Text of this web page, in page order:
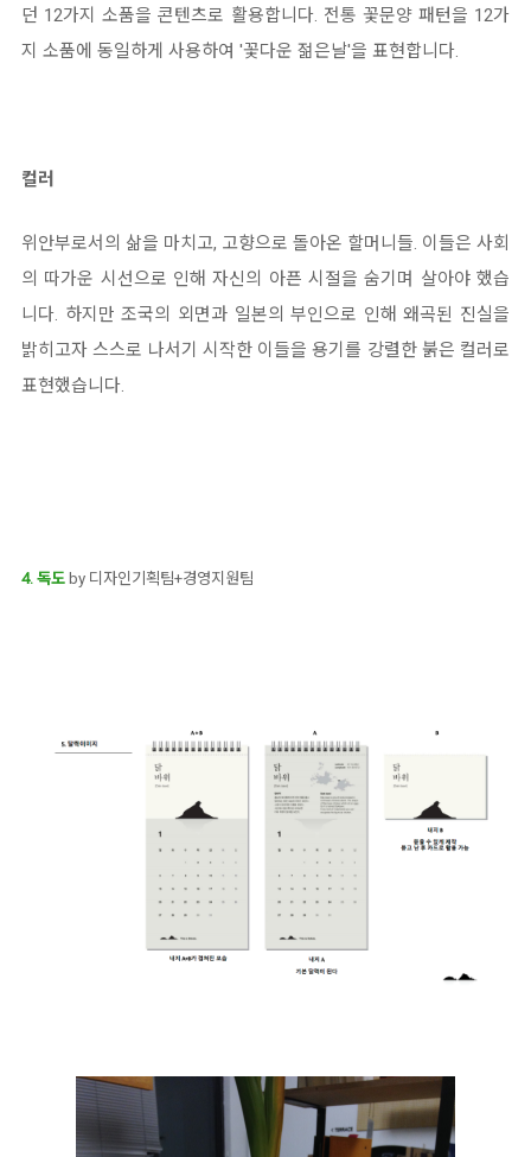
던 12가지 소품을 콘텐츠로 활용합니다. 전통 꽃문양 패턴을 12가
지 소품에 동일하게 사용하여 '꽃다운 젊은날'을 표현합니다.
컬러
위안부로서의 삶을 마치고, 고향으로 돌아온 할머니들. 이들은 사회
의 따가운 시선으로 인해 자신의 아픈 시절을 숨기며 살아야 했습
니다. 하지만 조국의 외면과 일본의 부인으로 인해 왜곡된 진실을
밝히고자 스스로 나서기 시작한 이들을 용기를 강렬한 붉은 컬러로
표현했습니다.
4. 독도 by 디자인기획팀+경영지원팀